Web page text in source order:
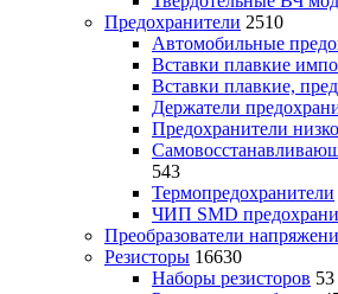
Предохранители 2510
Автомобильные
Вставки плавкие
Вставки плавкие,
Держатели
Предохранители
543
Термопредохранители
ЧИП SMD
Преобразователи
Резисторы 16630
Наборы резисторов 53